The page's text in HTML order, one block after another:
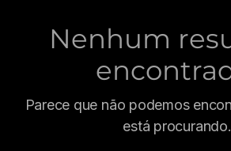
Nenhum
Parece que não podemos
está procurando.